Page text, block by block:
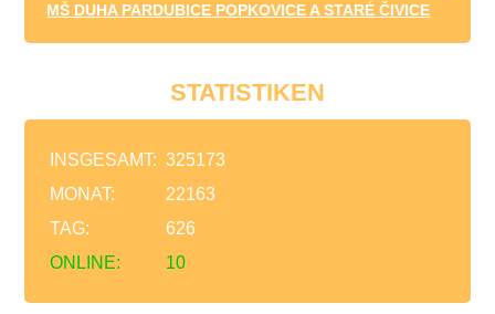
MŠ DUHA PARDUBICE POPKOVICE A STARÉ ČIVICE
STATISTIKEN
ONLINE: 10
INSGESAMT: 325173
MONAT:
22163
TAG:
626